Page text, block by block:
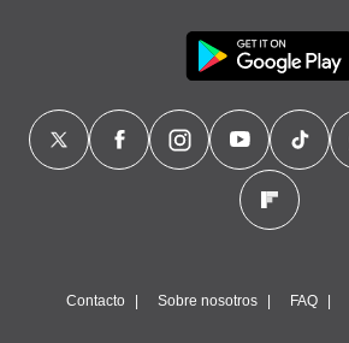
Contacto Sobre nosotros FAQ